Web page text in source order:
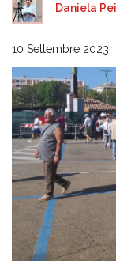
Daniela
10 Settembre 2023